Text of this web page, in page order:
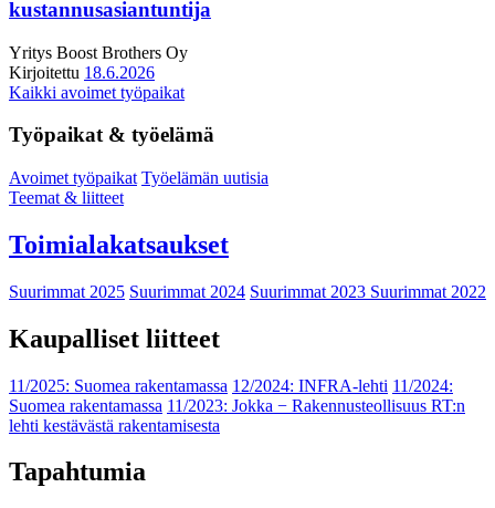
kustannusasiantuntija
Yritys Boost Brothers Oy
Kirjoitettu 18.6.2026
Kaikki avoimet työpaikat
Työpaikat & työelämä
Avoimet työpaikat Työelämän uutisia
Teemat & liitteet
Toimialakatsaukset
Suurimmat 2025 Suurimmat 2024 Suurimmat 2023 Suurimmat 2022
Kaupalliset liitteet
11/2025: Suomea rakentamassa 12/2024: INFRA-lehti 11/2024:
Suomea rakentamassa 11/2023: Jokka − Rakennusteollisuus RT:n
lehti kestävästä rakentamisesta
Tapahtumia